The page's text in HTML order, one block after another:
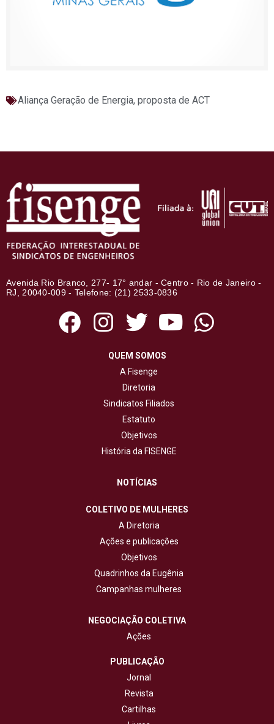
Aliança Geração de Energia, proposta de ACT
Avenida Rio Branco, 277- 17° andar - Centro - Rio de Janeiro -
RJ, 20040-009 - Telefone: (21) 2533-0836
QUEM SOMOS
A Fisenge
Diretoria
Sindicatos Filiados
Estatuto
Objetivos
História da FISENGE
NOTÍCIAS
COLETIVO DE MULHERES
A Diretoria
Ações e publicações
Objetivos
Quadrinhos da Eugênia
Campanhas mulheres
NEGOCIAÇÃO COLETIVA
Ações
PUBLICAÇÃO
Jornal
Revista
Cartilhas